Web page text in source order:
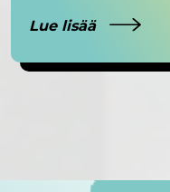
Lue lisää